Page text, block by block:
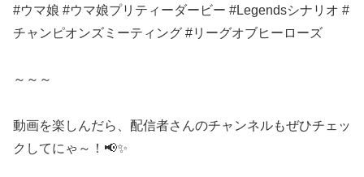
#ウマ娘 #ウマ娘プリティーダービー #Legendsシナリオ #
チャンピオンズミーティング #リーグオブヒーローズ
～～～
動画を楽しんだら、配信者さんのチャンネルもぜひチェッ
クしてにゃ～！📢✨